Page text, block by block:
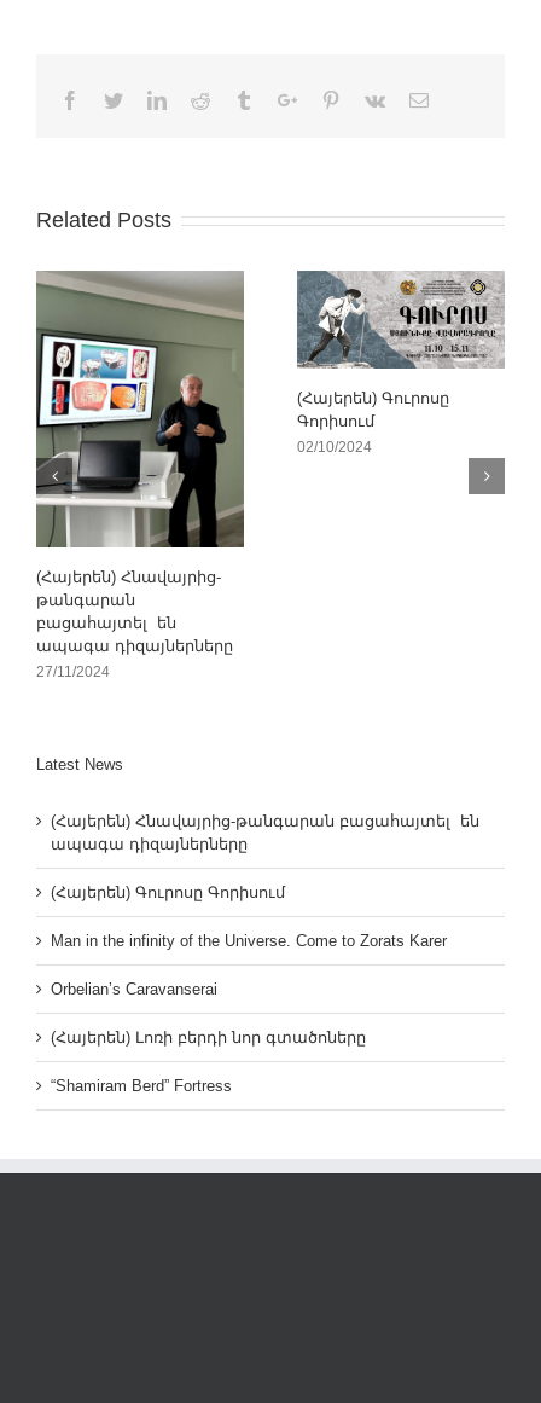
Facebook
TwitterLinkedinReddit TumblrGoogle+Pinterest
Vk Email
Related Posts
(Հայերեն) Հնավայրից-
թանգարան
բացահայտել են
ապագա դիզայներները
27/11/2024
(Հայերեն) Գուրոսը
Գորիսում
02/10/2024
Latest News
(Հայերեն) Հնավայրից-թանգարան բացահայտել են
ապագա դիզայներները
(Հայերեն) Գուրոսը Գորիսում
Man in the infinity of the Universe. Come to Zorats Karer
Orbelian’s Caravanserai
(Հայերեն) Լոռի բերդի նոր գտածոները
“Shamiram Berd” Fortress